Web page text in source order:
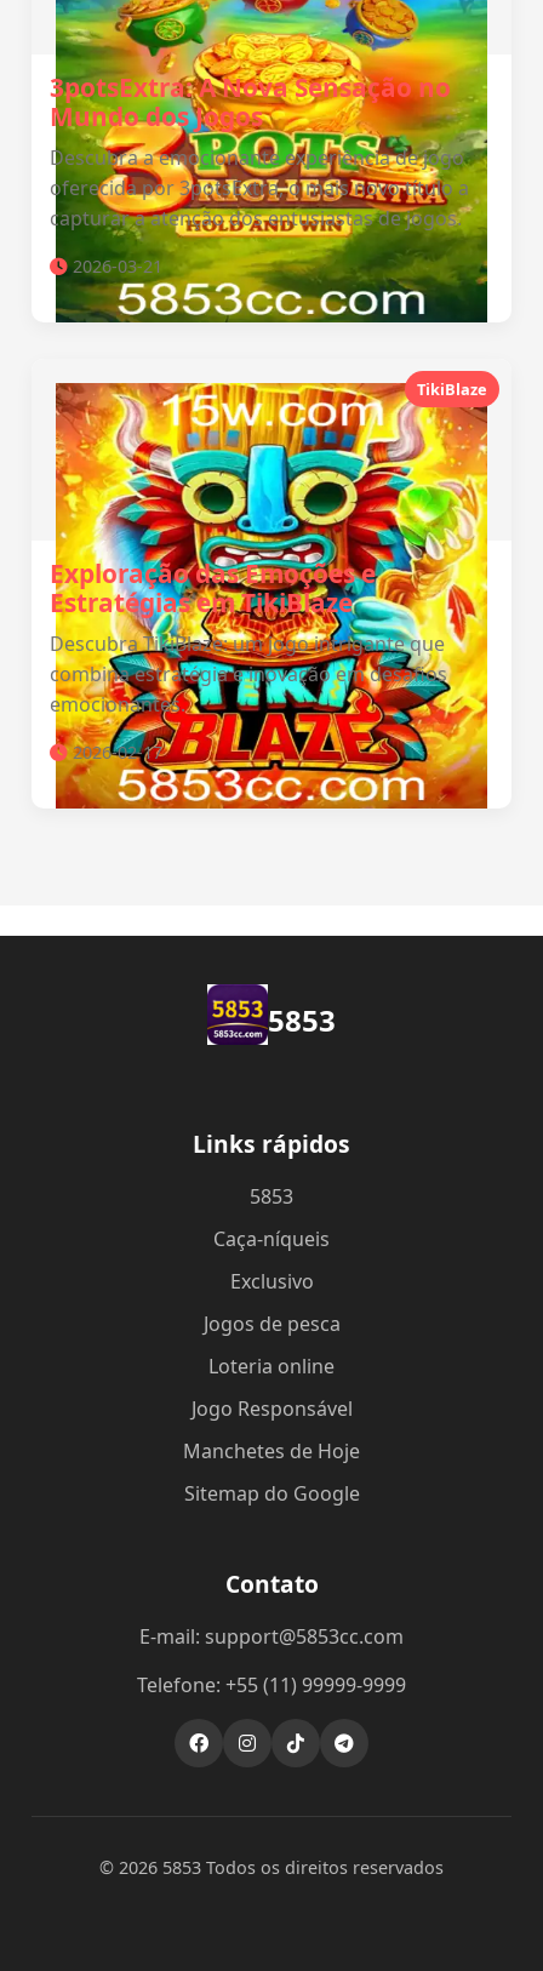
3potsExtra: A Nova Sensação no
Mundo dos Jogos
Descubra a emocionante experiência de jogo
oferecida por 3potsExtra, o mais novo título a
capturar a atenção dos entusiastas de jogos.
2026-03-21
TikiBlaze
Exploração das Emoções e
Estratégias em TikiBlaze
Descubra TikiBlaze: um jogo intrigante que
combina estratégia e inovação em desafios
emocionantes.
2026-02-17
5853
Links rápidos
5853
Caça-níqueis
Exclusivo
Jogos de pesca
Loteria online
Jogo Responsável
Manchetes de Hoje
Sitemap do Google
Contato
E-mail: support@5853cc.com
Telefone: +55 (11) 99999-9999
© 2026 5853 Todos os direitos reservados